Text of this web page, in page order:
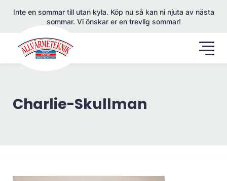
Inte en sommar till utan kyla. Köp nu så kan ni njuta av nästa
sommar. Vi önskar er en trevlig sommar!
Charlie-Skullman